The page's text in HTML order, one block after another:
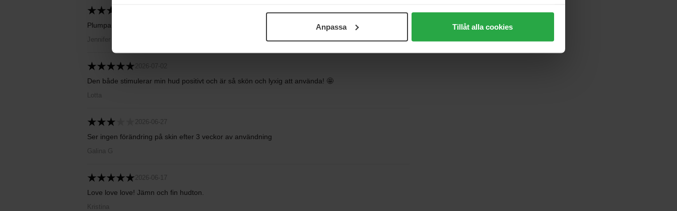
Anpassa Tillåt alla cookies
Plumpar upp huden och minskar fina linjer. Ett favorit serum. Kommer definitivt köpa igen.
Jennifer B
Den både stimulerar min hud positivt och är så skön och lyxig att använda! 🤩
Lotta
2026-06-27
Ser ingen förändring på skin efter 3 veckor av användning
Galina G
2026-06-17
Love love love! Jämn och fin hudton.
Kristina